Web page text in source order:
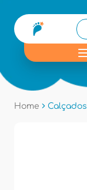
Home Calçados